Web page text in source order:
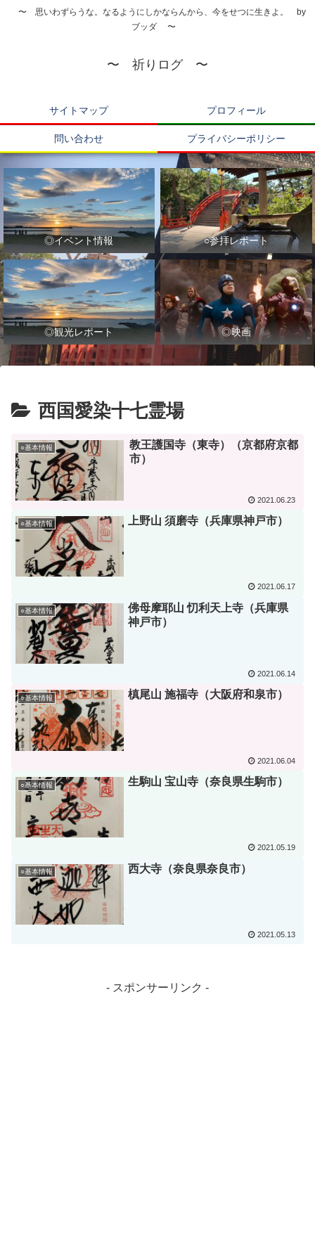
〜 思いわずらうな。なるようにしかならんから、今をせつに生きよ。 by
ブッダ 〜
〜 祈りログ 〜
サイトマップ プロフィール
問い合わせ プライバシーポリシー
◎イベント情報 ○参拝レポート
◎観光レポート ◎映画
西国愛染十七霊場
○基本情報
教王護国寺（東寺）（京都府京都
市）
2021.06.23
○基本情報 上野山 須磨寺（兵庫県神戸市）
2021.06.17
○基本情報
佛母摩耶山 忉利天上寺（兵庫県
神戸市）
2021.06.14
○基本情報 槙尾山 施福寺（大阪府和泉市）
2021.06.04
○基本情報 生駒山 宝山寺（奈良県生駒市）
2021.05.19
○基本情報 西大寺（奈良県奈良市）
2021.05.13
- スポンサーリンク -